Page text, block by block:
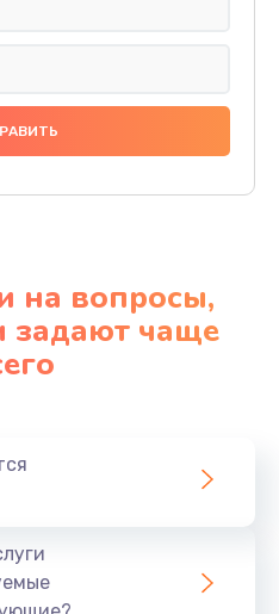
датчика
руб.
кнопки
на вопросы,
задают чаще